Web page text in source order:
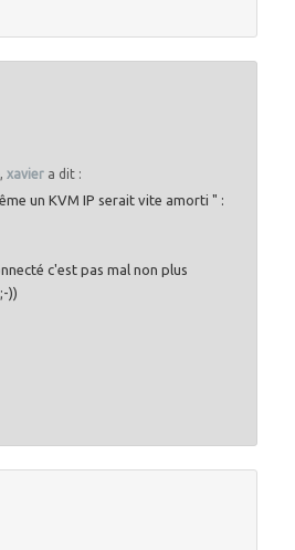
,xavier a dit :
un KVM IP serait vite amorti " :
c'est pas mal non plus
))